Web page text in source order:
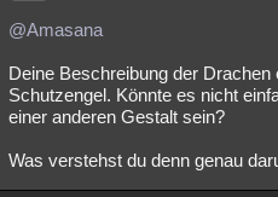
@Amasana
Deine Beschreibung der
Schutzengel. Könnte es nicht
einer anderen Gestalt sein?
Was verstehst du denn genau